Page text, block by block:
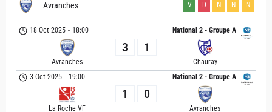
Avranches V D N N N
National 2 - Groupe A
18 Oct 2025 - 18:00
Avranches
3 1
Chauray
National 2 - Groupe A
3 Oct 2025 - 19:00
La Roche VF
1 0
Avranches